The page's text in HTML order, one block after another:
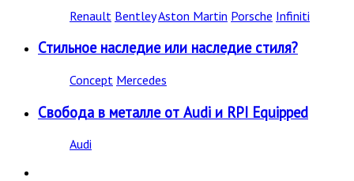
Renault BentleyAston Martin Porsche Infiniti
Стильное наследие или наследие стиля?
Concept Mercedes
Свобода в металле от Audi и RPI Equipped
Audi